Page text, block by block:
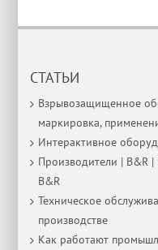
СТАТЬИ
Взрывозащищенное
маркировка,
Интерактивное
Производители | B&R
B&R
Техническое
производстве
Как работают